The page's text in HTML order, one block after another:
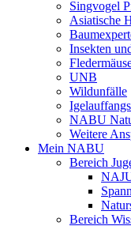
Singvogel
Asiatische
Insekten
UNB
Wildunfälle
NABU
Weitere
Mein NABU
Bereich
Bereich